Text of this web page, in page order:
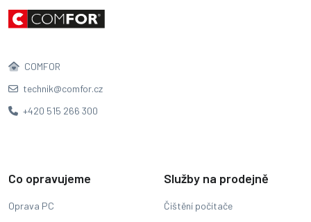
COMFOR
technik@comfor.cz
+420 515 266 300
Co opravujeme
Oprava PC
Služby na prodejně
Čištění počítače